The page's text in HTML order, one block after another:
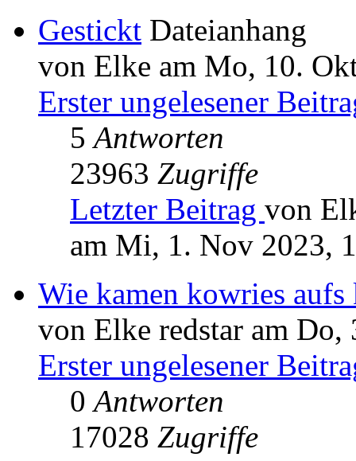
Gestickt Dateianhang
von Elke am Mo, 10.
Erster ungelesener
5Antworten
23963 Zugriffe
Letzter Beitrag von
am Mi, 1. Nov 2023,
Wie kamen kowries
von Elke redstar am
Erster ungelesener
0Antworten
17028 Zugriffe